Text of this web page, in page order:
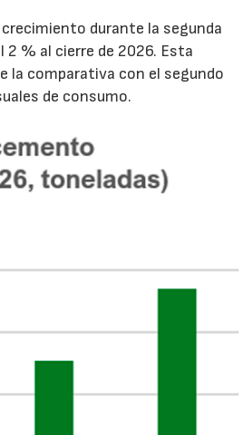
durante la segunda
% al cierre de 2026. Esta
la comparativa con el segundo
de consumo.